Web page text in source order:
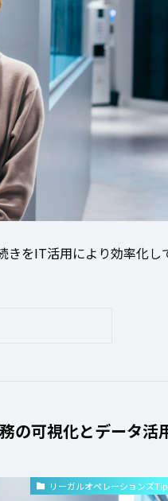
きをIT活用により効率化し
の可視化とデータ活
リーガルオペレーションズ